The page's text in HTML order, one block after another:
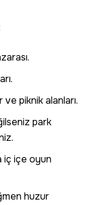
piknik alanları.
park
iç içe oyun
huzur